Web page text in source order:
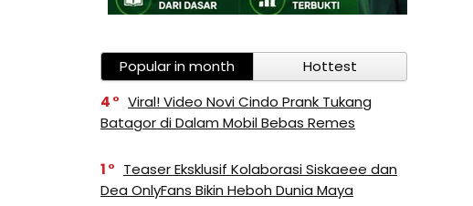
Popular in month
Hottest
4
Viral! Video Novi Cindo Prank Tukang
Batagor di Dalam Mobil Bebas Remes
1
Teaser Eksklusif Kolaborasi Siskaeee dan
Dea OnlyFans Bikin Heboh Dunia Maya